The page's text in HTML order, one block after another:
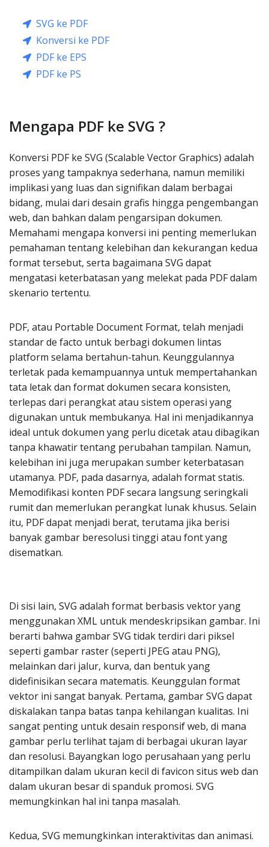
SVG ke PDF
Konversi ke PDF
PDF ke EPS
PDF ke PS
Mengapa PDF ke SVG ?
Konversi PDF ke SVG (Scalable Vector Graphics) adalah
proses yang tampaknya sederhana, namun memiliki
implikasi yang luas dan signifikan dalam berbagai
bidang, mulai dari desain grafis hingga pengembangan
web, dan bahkan dalam pengarsipan dokumen.
Memahami mengapa konversi ini penting memerlukan
pemahaman tentang kelebihan dan kekurangan kedua
format tersebut, serta bagaimana SVG dapat
mengatasi keterbatasan yang melekat pada PDF dalam
skenario tertentu.
PDF, atau Portable Document Format, telah menjadi
standar de facto untuk berbagi dokumen lintas
platform selama bertahun-tahun. Keunggulannya
terletak pada kemampuannya untuk mempertahankan
tata letak dan format dokumen secara konsisten,
terlepas dari perangkat atau sistem operasi yang
digunakan untuk membukanya. Hal ini menjadikannya
ideal untuk dokumen yang perlu dicetak atau dibagikan
tanpa khawatir tentang perubahan tampilan. Namun,
kelebihan ini juga merupakan sumber keterbatasan
utamanya. PDF, pada dasarnya, adalah format statis.
Memodifikasi konten PDF secara langsung seringkali
rumit dan memerlukan perangkat lunak khusus. Selain
itu, PDF dapat menjadi berat, terutama jika berisi
banyak gambar beresolusi tinggi atau font yang
disematkan.
Di sisi lain, SVG adalah format berbasis vektor yang
menggunakan XML untuk mendeskripsikan gambar. Ini
berarti bahwa gambar SVG tidak terdiri dari piksel
seperti gambar raster (seperti JPEG atau PNG),
melainkan dari jalur, kurva, dan bentuk yang
didefinisikan secara matematis. Keunggulan format
vektor ini sangat banyak. Pertama, gambar SVG dapat
diskalakan tanpa batas tanpa kehilangan kualitas. Ini
sangat penting untuk desain responsif web, di mana
gambar perlu terlihat tajam di berbagai ukuran layar
dan resolusi. Bayangkan logo perusahaan yang perlu
ditampilkan dalam ukuran kecil di favicon situs web dan
dalam ukuran besar di spanduk promosi. SVG
memungkinkan hal ini tanpa masalah.
Kedua, SVG memungkinkan interaktivitas dan animasi.